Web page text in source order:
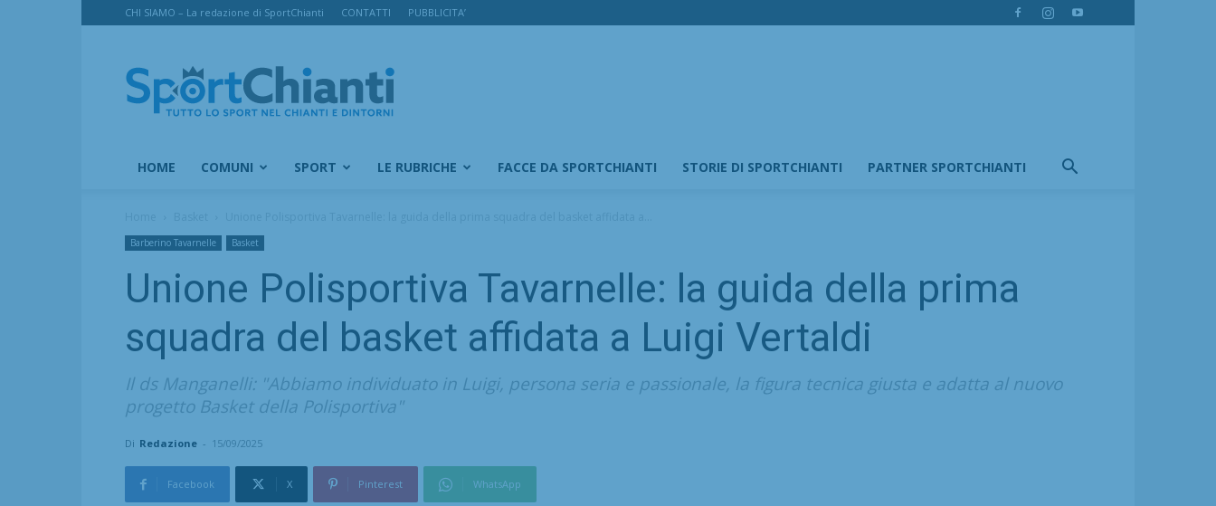
CHI SIAMO – La redazione di SportChianti CONTATTI PUBBLICITA’
SportChianti
HOME COMUNI SPORT LE RUBRICHE FACCE DA SPORTCHIANTI STORIE DI SPORTCHIANTI PARTNER SPORTCHIANTI
Barberino Tavarnelle Basket
Unione Polisportiva Tavarnelle: la guida della prima
squadra del basket affidata a Luigi Vertaldi
Il ds Manganelli: "Abbiamo individuato in Luigi, persona seria e passionale, la figura tecnica giusta e adatta al nuovo
progetto Basket della Polisportiva"
Di Redazione - 15/09/2025
Facebook X Pinterest WhatsApp